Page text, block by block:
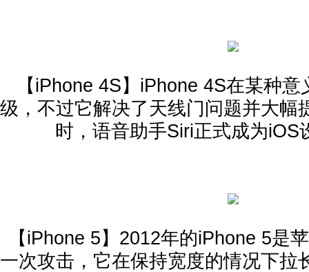
【iPhone 4S】iPhone 4S在某种
级，不过它解决了天线门问题并大幅
时，语音助手Siri正式成为iOS
【iPhone 5】2012年的iPhone 5是
一次攻击，它在保持宽度的情况下拉